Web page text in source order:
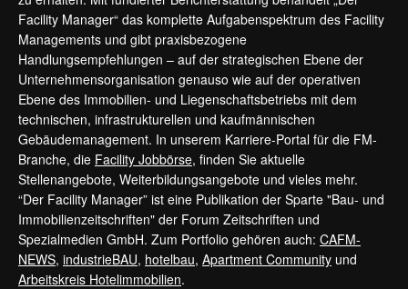
Facility Manager“ das komplette Aufgabenspektrum des Facility
Managements und gibt praxisbezogene
Handlungsempfehlungen – auf der strategischen Ebene der
Unternehmensorganisation genauso wie auf der operativen
Ebene des Immobilien- und Liegenschaftsbetriebs mit dem
technischen, infrastrukturellen und kaufmännischen
Gebäudemanagement. In unserem Karriere-Portal für die FM-
Branche, die Facility Jobbörse, finden Sie aktuelle
Stellenangebote, Weiterbildungsangebote und vieles mehr.
“Der Facility Manager” ist eine Publikation der Sparte "Bau- und
Immobilienzeitschriften" der Forum Zeitschriften und
Spezialmedien GmbH. Zum Portfolio gehören auch: CAFM-
NEWS, industrieBAU, hotelbau, Apartment Community und
Arbeitskreis Hotelimmobilien.